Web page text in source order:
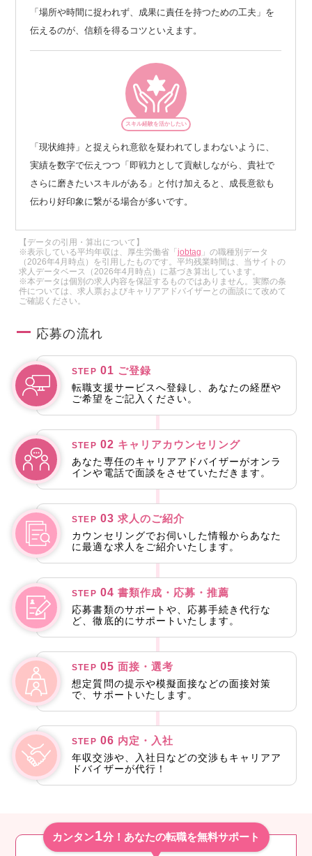
「場所や時間に捉われず、成果に責任を持つための工夫」を
伝えるのが、信頼を得るコツといえます。
スキル経験を活かしたい
「現状維持」と捉えられ意欲を疑われてしまわないように、
実績を数字で伝えつつ「即戦力として貢献しながら、貴社で
さらに磨きたいスキルがある」と付け加えると、成長意欲も
伝わり好印象に繋がる場合が多いです。
【データの引用・算出について】
※表示している平均年収は、厚生労働省「jobtag 」の職種別データ
（2026年4月時点）を引用したものです。平均残業時間は、当サイトの
求人データベース（2026年4月時点）に基づき算出しています。
※本データは個別の求人内容を保証するものではありません。実際の条
件については、求人票およびキャリアアドバイザーとの面談にて改めて
ご確認ください。
応募の流れ
STEP 01 ご登録
転職支援サービスへ登録し、あなたの経歴や
ご希望をご記入ください。
STEP 02 キャリアカウンセリング
あなた専任のキャリアアドバイザーがオンラ
インや電話で面談をさせていただきます。
STEP 03 求人のご紹介
カウンセリングでお伺いした情報からあなた
に最適な求人をご紹介いたします。
STEP 04 書類作成・応募・推薦
応募書類のサポートや、応募手続き代行な
ど、徹底的にサポートいたします。
STEP 05 面接・選考
想定質問の提示や模擬面接などの面接対策
で、サポートいたします。
STEP 06 内定・入社
年収交渉や、入社日などの交渉もキャリアア
ドバイザーが代行！
カンタン1分！あなたの転職を無料サポート